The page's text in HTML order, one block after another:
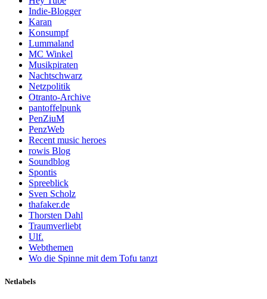
Indie-Blogger
Karan
Konsumpf
Lummaland
MC Winkel
Musikpiraten
Nachtschwarz
Netzpolitik
Otranto-Archive
pantoffelpunk
PenZiuM
PenzWeb
Recent music heroes
rowis Blog
Soundblog
Spontis
Spreeblick
Sven Scholz
thafaker.de
Thorsten Dahl
Traumverliebt
Ulf.
Webthemen
Wo die Spinne mit dem Tofu tanzt
Netlabels